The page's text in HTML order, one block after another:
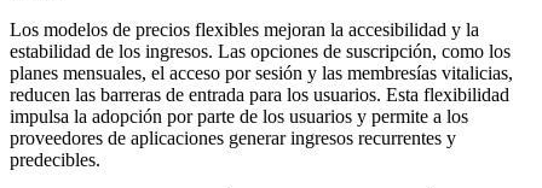
Los modelos de precios flexibles mejoran la accesibilidad y la
estabilidad de los ingresos. Las opciones de suscripción, como los
planes mensuales, el acceso por sesión y las membresías vitalicias,
reducen las barreras de entrada para los usuarios. Esta flexibilidad
impulsa la adopción por parte de los usuarios y permite a los
proveedores de aplicaciones generar ingresos recurrentes y
predecibles.